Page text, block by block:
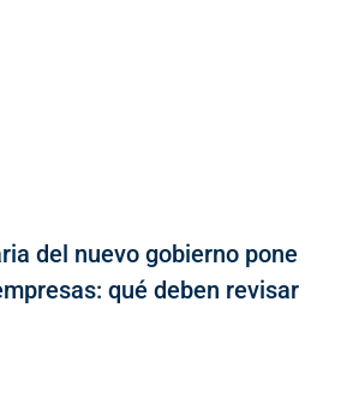
del nuevo gobierno pone
qué deben revisar